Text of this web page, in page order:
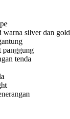
warna silver dan gold
panggung
tenda